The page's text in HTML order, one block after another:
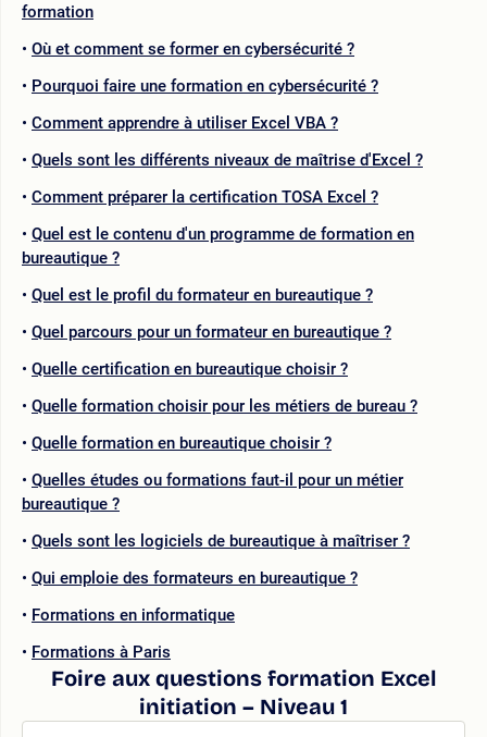
formation
Où et comment se former en cybersécurité ?
Pourquoi faire une formation en cybersécurité ?
Comment apprendre à utiliser Excel VBA ?
Quels sont les différents niveaux de maîtrise d'Excel ?
Comment préparer la certification TOSA Excel ?
Quel est le contenu d'un programme de formation en
bureautique ?
Quel est le profil du formateur en bureautique ?
Quel parcours pour un formateur en bureautique ?
Quelle certification en bureautique choisir ?
Quelle formation choisir pour les métiers de bureau ?
Quelle formation en bureautique choisir ?
Quelles études ou formations faut-il pour un métier
bureautique ?
Quels sont les logiciels de bureautique à maîtriser ?
Qui emploie des formateurs en bureautique ?
Formations en informatique
Formations à Paris
Foire aux questions formation Excel
initiation – Niveau 1